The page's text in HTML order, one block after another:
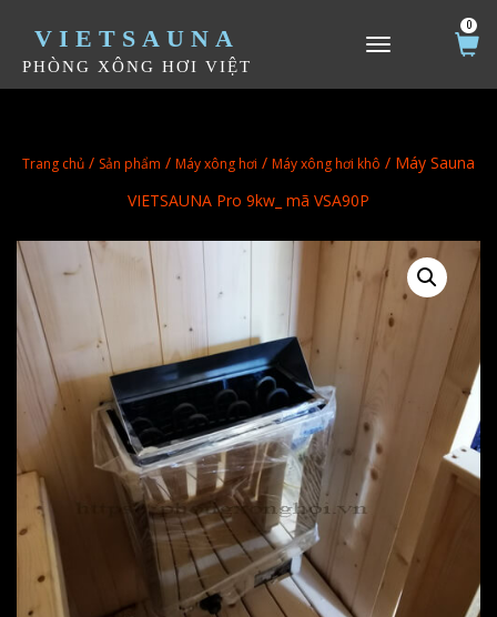
VIETSAUNA
PHÒNG XÔNG HƠI VIỆT
TOGGLE NAVIGATION
0
Trang chủ / Sản phẩm / Máy xông hơi / Máy xông hơi khô / Máy Sauna
VIETSAUNA Pro 9kw_ mã VSA90P